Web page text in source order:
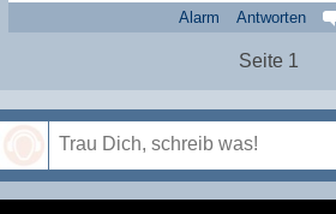
Alarm Antworten
Seite 1